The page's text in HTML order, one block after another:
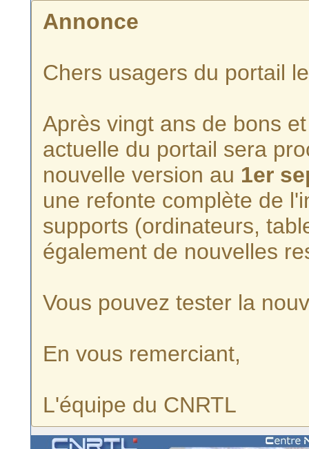
Annonce
Chers usagers du portail
Après vingt ans de bons
actuelle du portail sera
nouvelle version au 1er
une refonte complète de
supports (ordinateurs,
également de nouvelles
Vous pouvez tester la
En vous remerciant,
L'équipe du CNRTL